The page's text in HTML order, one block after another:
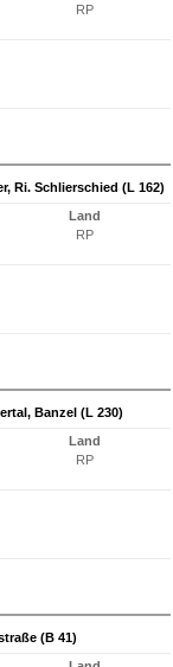
RP
Ri. Schlierschied (L 162)
Land
RP
Banzel (L 230)
Land
RP
(B 41)